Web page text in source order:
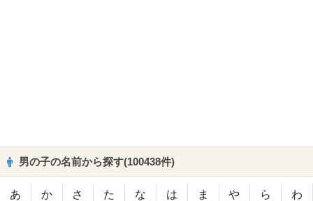
男の子の名前から探す(100438件)
あ か さ た な は ま や ら わ